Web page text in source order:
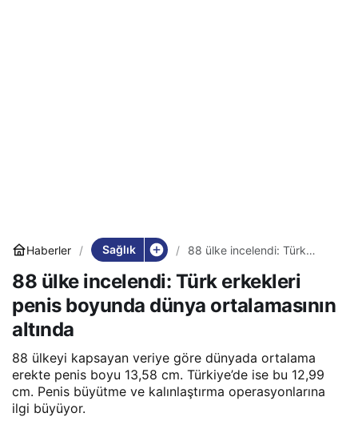
Haberler Sağlık
88 ülke incelendi: Türk
dünya ortalamasının altında
88 ülke incelendi: Türk erkekleri
penis boyunda dünya ortalamasının
altında
88 ülkeyi kapsayan veriye göre dünyada ortalama
erekte penis boyu 13,58 cm. Türkiye’de ise bu 12,99
cm. Penis büyütme ve kalınlaştırma operasyonlarına
ilgi büyüyor.